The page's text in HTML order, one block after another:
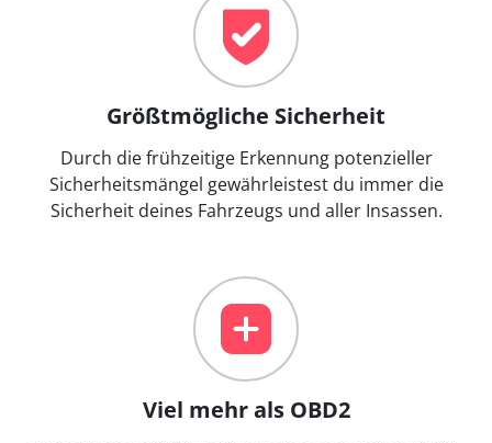
Größtmögliche Sicherheit
Durch die frühzeitige Erkennung potenzieller
Sicherheitsmängel gewährleistest du immer die
Sicherheit deines Fahrzeugs und aller Insassen.
Viel mehr als OBD2